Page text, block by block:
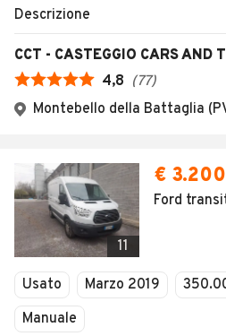
Descrizione
CCT - CASTEGGIO CARS AND
4,8 (77)
Montebello della Battaglia
11
€ 3.200
Ford
Usato Marzo 2019
Manuale